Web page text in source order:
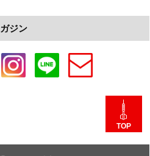
ジン
TOP